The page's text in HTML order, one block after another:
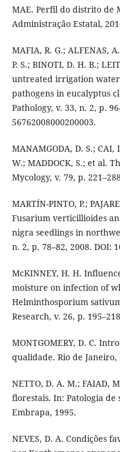
MAE. Perfil do distrito de
Administração Estatal,
MAFIA, R. G.; ALFENAS,
P. S.; BINOTI, D. H. B.;
untreated irrigation
pathogens in eucalyptus
Pathology, v. 33, n. 2, p.
56762008000200003.
MANAMGODA, D. S.; CAI,
W.; MADDOCK, S.; et al.
Mycology, v. 79, p.
MARTÍN-PINTO, P.;
Fusarium verticillioides
nigra seedlings in
n. 2, p. 78–82, 2008. DOI:
McKINNEY, H. H.
moisture on infection of
Helminthosporium
Research, v. 26, p.
MONTGOMERY, D. C.
qualidade. Rio de Janeiro,
NETTO, D. A. M.; FAIAD,
florestais. In: Patologia de
Embrapa, 1995.
NEVES, D. A. Condições